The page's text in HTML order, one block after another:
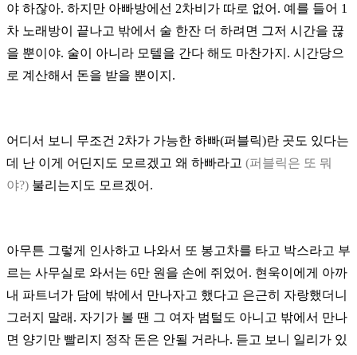
야 하잖아. 하지만 아빠방에선 2차비가 따로 없어. 예를 들어 1
차 노래방이 끝나고 밖에서 술 한잔 더 하려면 그저 시간을 끊
을 뿐이야. 술이 아니라 모텔을 간다 해도 마찬가지. 시간당으
로 계산해서 돈을 받을 뿐이지.
어디서 보니 무조건 2차가 가능한 하빠(퍼블릭)란 곳도 있다는
데 난 이게 어딘지도 모르겠고 왜 하빠라고 (퍼블릭은 또 뭐
야?) 불리는지도 모르겠어.
아무튼 그렇게 인사하고 나와서 또 봉고차를 타고 박스라고 부
르는 사무실로 와서는 6만 원을 손에 쥐었어. 현욱이에게 아까
내 파트너가 담에 밖에서 만나자고 했다고 은근히 자랑했더니
그러지 말래. 자기가 볼 땐 그 여자 범털도 아니고 밖에서 만나
면 양기만 빨리지 정작 돈은 안될 거라나. 듣고 보니 일리가 있